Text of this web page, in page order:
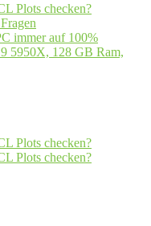
Plots checken?
immer auf 100%
5950X, 128 GB Ram,
Plots checken?
Plots checken?